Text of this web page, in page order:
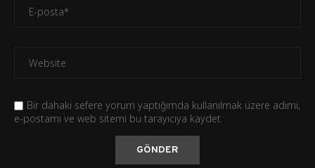
Bir dahaki sefere yorum yaptığımda kullanılmak üzere adımı,
e-postamı ve web sitemi bu tarayıcıya kaydet.